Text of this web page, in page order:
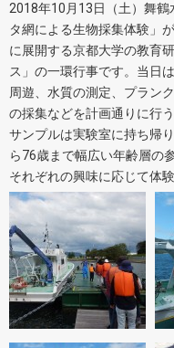
2018年10月13日（土）舞
タ網による生物採集体験」
に展開する京都大学の教育
ス」の一環行事です。当日
周遊、水質の測定、プラン
の採集などを計画通りに行
サンプルは実験室に持ち帰
ら76歳まで幅広い年齢層の
それぞれの興味に応じて体